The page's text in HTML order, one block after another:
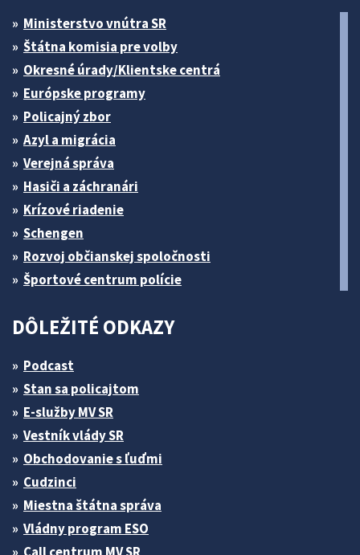
Ministerstvo vnútra SR
Štátna komisia pre volby
Okresné úrady/Klientske centrá
Európske programy
Policajný zbor
Azyl a migrácia
Verejná správa
Hasiči a záchranári
Krízové riadenie
Schengen
Rozvoj občianskej spoločnosti
Športové centrum polície
DÔLEŽITÉ ODKAZY
Podcast
Stan sa policajtom
E-služby MV SR
Vestník vlády SR
Obchodovanie s ľuďmi
Cudzinci
Miestna štátna správa
Vládny program ESO